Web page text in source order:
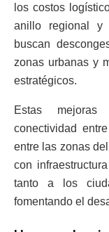
los costos
anillo regional y
buscan
zonas urbanas y
estratégicos.
Estas mejoras
conectividad
entre las zonas
con
tanto a los
fomentando el